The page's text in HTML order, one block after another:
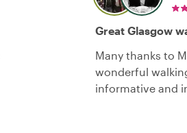
Great Glasgow
Many thanks to
wonderful
informative and